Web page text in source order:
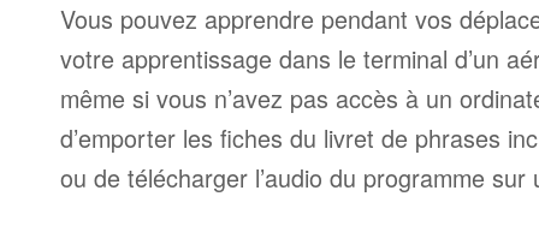
Vous pouvez apprendre pendant vos
votre apprentissage dans le terminal d’un
même si vous n’avez pas accès à un
d’emporter les fiches du livret de phrases
ou de télécharger l’audio du programme sur